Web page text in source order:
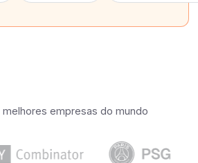
melhores empresas do mundo